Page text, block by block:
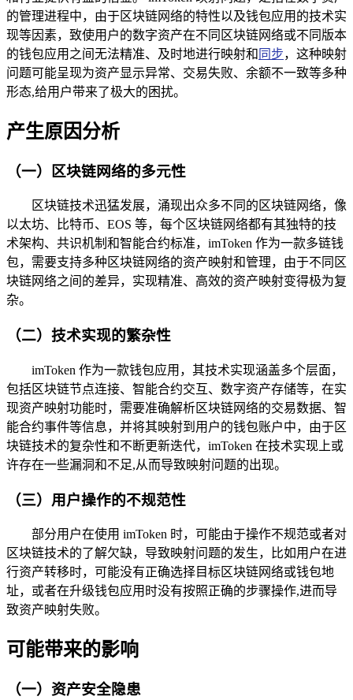
的管理进程中，由于区块链网络的特性以及钱包应用的技术实
现等因素，致使用户的数字资产在不同区块链网络或不同版本
的钱包应用之间无法精准、及时地进行映射和 同步，这种映射
问题可能呈现为资产显示异常、交易失败、余额不一致等多种
形态,给用户带来了极大的困扰。
产生原因分析
（一）区块链网络的多元性
区块链技术迅猛发展，涌现出众多不同的区块链网络，像
以太坊、比特币、EOS 等，每个区块链网络都有其独特的技
术架构、共识机制和智能合约标准，imToken 作为一款多链钱
包，需要支持多种区块链网络的资产映射和管理，由于不同区
块链网络之间的差异，实现精准、高效的资产映射变得极为复
杂。
（二）技术实现的繁杂性
imToken 作为一款钱包应用，其技术实现涵盖多个层面，
包括区块链节点连接、智能合约交互、数字资产存储等，在实
现资产映射功能时，需要准确解析区块链网络的交易数据、智
能合约事件等信息，并将其映射到用户的钱包账户中，由于区
块链技术的复杂性和不断更新迭代，imToken 在技术实现上或
许存在一些漏洞和不足,从而导致映射问题的出现。
（三）用户操作的不规范性
部分用户在使用 imToken 时，可能由于操作不规范或者对
区块链技术的了解欠缺，导致映射问题的发生，比如用户在进
行资产转移时，可能没有正确选择目标区块链网络或钱包地
址，或者在升级钱包应用时没有按照正确的步骤操作,进而导
致资产映射失败。
可能带来的影响
（一）资产安全隐患